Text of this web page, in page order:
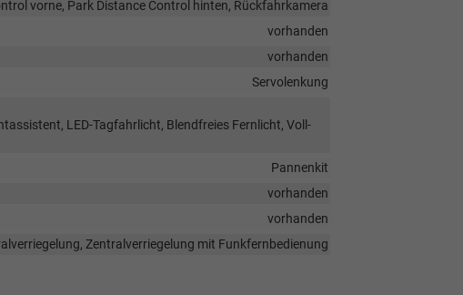
vorne, Park Distance Control hinten, Rückfahrkamera
vorhanden
vorhanden
Servolenkung
LED-Tagfahrlicht, Blendfreies Fernlicht, Voll-
Pannenkit
vorhanden
vorhanden
Zentralverriegelung mit Funkfernbedienung